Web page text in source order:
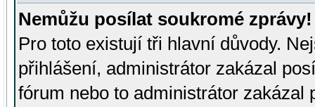
Nemůžu posílat soukromé zprávy!
Pro toto existují tři hlavní důvody.
přihlášení, administrátor zakázal
fórum nebo to administrátor zakázal